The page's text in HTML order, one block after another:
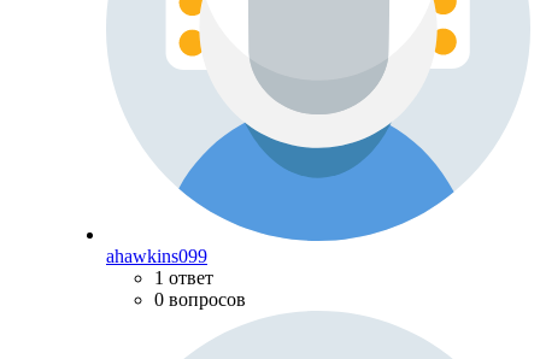
ahawkins099
1 ответ
0 вопросов